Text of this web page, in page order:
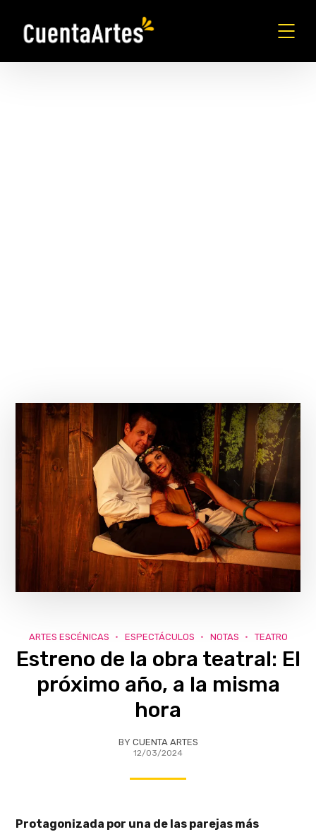
ARTES ESCÉNICAS ESPECTÁCULOS NOTAS TEATRO
Estreno de la obra teatral: El
próximo año, a la misma
hora
BY CUENTA ARTES
12/03/2024
Protagonizada por una de las parejas más